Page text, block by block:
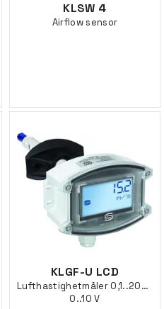
KLSW 4
Airflow sensor
KLGF-U LCD
Lufthastighetmåler 0,1..20m/s
0..10 V